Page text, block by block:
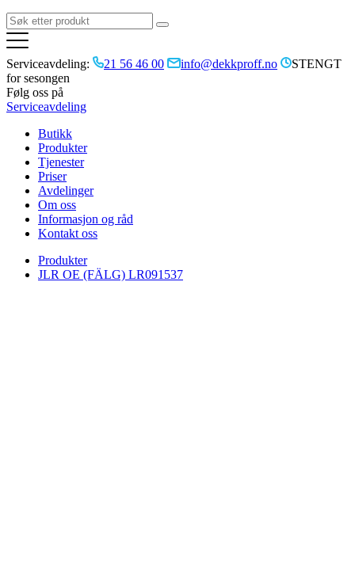
Serviceavdeling: 21 56 46 00 info@dekkproff.no
STENGT
for sesongen
Følg oss på
Serviceavdeling
Butikk
Produkter
Tjenester
Priser
Avdelinger
Om oss
Informasjon og råd
Kontakt oss
Produkter
JLR OE (FÄLG) LR091537